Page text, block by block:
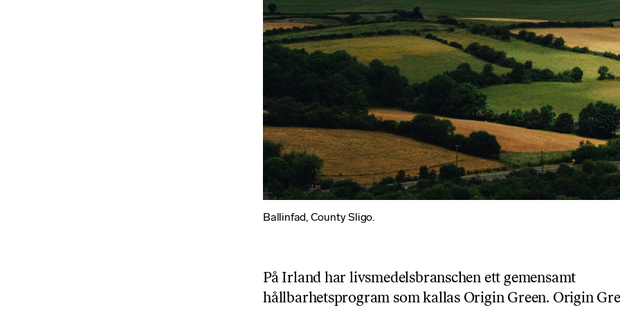
Ballinfad, County Sligo.
På Irland har livsmedelsbranschen ett gemensamt
hållbarhetsprogram som kallas Origin Green. Origin